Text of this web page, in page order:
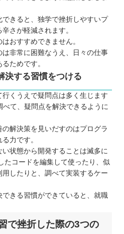
きると、独学で挫折しやすいプ
さが軽減されます。
おすすめできません。
は非常に困難なうえ、日々の仕事
ためです。
決する習慣をつける
くうえで疑問点は多く生じます
て、疑問点を解決できるように
解決策を見いだすのはプログラ
力です。
状態から開発することは滅多に
たコードを編集して使ったり、似
したりと、調べて実装するケー
きる習慣ができていると、就職
で挫折した際の3つの